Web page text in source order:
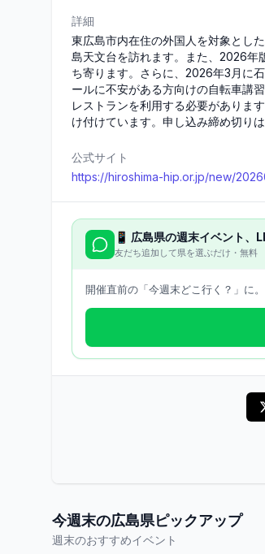
詳細
東広島市内在住の外国人を対象とし
島天文台を訪れます。また、2026年
ち寄ります。さらに、2026年3月に
ールに不安がある方向けの自転車講
レストランを利用する必要がありま
け付けています。申し込み締め切り
公式サイト
https://hiroshima-hip.or.jp/new/
📱 広島県の週末イベント、
友だち追加して県を選ぶだけ・無料
開催直前の「今週末どこ行く？」に
今週末の広島県ピックアップ
週末のおすすめイベント